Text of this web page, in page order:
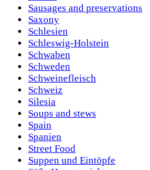
Sausages and preservations
Saxony
Schlesien
Schleswig-Holstein
Schwaben
Schweden
Schweinefleisch
Schweiz
Silesia
Soups and stews
Spain
Spanien
Street Food
Suppen und Eintöpfe